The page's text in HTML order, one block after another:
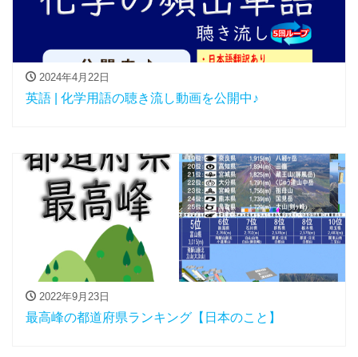
2024年4月22日
英語 | 化学用語の聴き流し動画を公開中♪
2022年9月23日
最高峰の都道府県ランキング【日本のこと】